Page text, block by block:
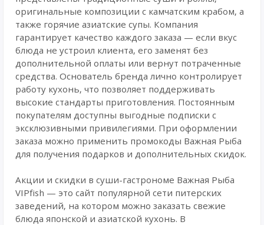
оригинальные композиции с камчатским крабом, а
также горячие азиатские супы. Компания
гарантирует качество каждого заказа — если вкус
блюда не устроил клиента, его заменят без
дополнительной оплаты или вернут потраченные
средства. Основатель бренда лично контролирует
работу кухонь, что позволяет поддерживать
высокие стандарты приготовления. Постоянным
покупателям доступны выгодные подписки с
эксклюзивными привилегиями. При оформлении
заказа можно применить промокоды Важная Рыба
для получения подарков и дополнительных скидок.
Акции и скидки в суши-гастрономе Важная Рыба
VIPfish — это сайт популярной сети питерских
заведений, на котором можно заказать свежие
блюда японской и азиатской кухонь. В